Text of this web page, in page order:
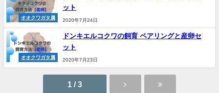
オオクワガタ属
ット
2020年7月24日
オオクワガタ属
ドンキエルコクワの飼育 ペアリングと産卵セ
ット
2020年7月23日
1 / 3